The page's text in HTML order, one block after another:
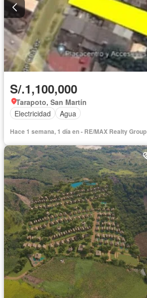
S/.1,100,000
Tarapoto, San Martín
Electricidad
Agua
Hace 1 semana, 1 día en - RE/MAX Realty Group